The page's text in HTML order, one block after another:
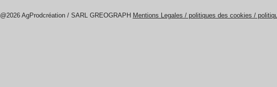
@2026 AgProdcréation / SARL GREOGRAPH Mentions Legales / politiques des cookies /